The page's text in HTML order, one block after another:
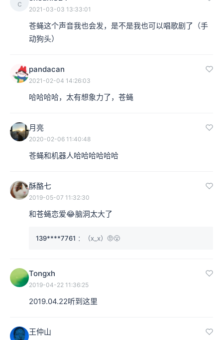
c
2021-03-03 13:33:01
苍蝇这个声音我也会发，是不是我也可以唱歌剧了（手
动狗头）
pandacan
2021-02-04 14:26:03
哈哈哈哈，太有想象力了，苍蝇
月亮
2020-02-06 11:40:48
苍蝇和机器人哈哈哈哈哈哈
酥酪七
2019-05-07 11:32:30
和苍蝇恋爱😂脑洞太大了
139****7761 ：（x_x）🤨😮
Tongxh
2019-04-22 11:36:25
2019.04.22听到这里
王仲山